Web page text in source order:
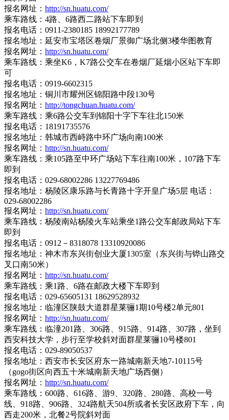
报名网址： http://sn.huatu.com/
乘车路线：4路、6路西二路站下车即到
报名电话：0911-2380185 18992177789
报名地址：延安市宝塔区卷烟厂景御广场北侧3楼华图教育
报名网址： http://sn.huatu.com/
乘车路线：乘坐K6，K7路公交车在卷烟厂延烟小区站下车即
可
报名电话：0919-6602315
报名地址：铜川市耀州区锦阳路中段130号
报名网址： http://tongchuan.huatu.com/
乘车路线：乘6路公交车到锦阳十字下车往北150米
报名电话：18191735576
报名地址：韩城市西峙路中环广场向南100米
报名网址： http://sn.huatu.com/
乘车路线：乘105路至中环广场站下车往南100米，107路下车
即到
报名电话：029-68002286 13227769486
报名地址：杨陵区康乐路与长青路十字开皇广场5层 电话：
029-68002286
报名网址： http://sn.huatu.com/
乘车路线：杨陵南站杨陵火车站乘坐1路公交车邮政局站下车
即到
报名电话：0912－8318078 13310920086
报名地址：神木市东兴街创业大厦1305室（东兴街与铧山路交
叉口南50米）
报名网址： http://sn.huatu.com/
乘车路线：乘1路、6路在邮政大楼下车即到
报名电话：029-65605131 18629528932
报名地址：临潼区陕鼓大道群星莱骊1期10号楼2单元801
报名网址： http://sn.huatu.com/
乘车路线：临潼201路、306路、915路、914路、307路，坐到
西安科技大学，步行至学校斜对面群星莱骊10号楼801
报名电话：029-89050537
报名地址：西安市长安区府东一路城南新天地7-10115号
（gogo街区向西五十米城南新天地广场西侧）
报名网址： http://sn.huatu.com/
乘车路线：600路、616路、游9、320路、280路、高校一号
线、918路、906路、324路航天504所或者长安区政府下车，向
西走200米，北餐2号院斜对面